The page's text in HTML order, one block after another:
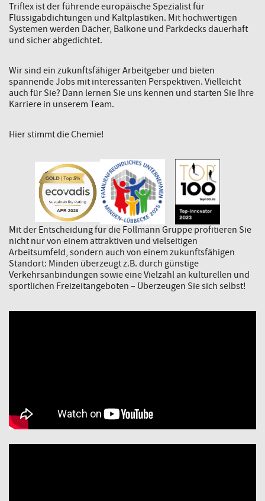
Triflex ist der führende europäische Spezialist für
Flüssigabdichtungen und Kaltplastiken. Mit hochwertigen
Systemen werden Dächer, Balkone und Parkdecks dauerhaft
und sicher abgedichtet.
Wir sind ein zukunftsfähiger Arbeitgeber und bieten
spannende Jobs mit interessanten Perspektiven. Vielleicht
auch für Sie? Dann lernen Sie uns kennen und starten Sie Ihre
Karriere in unserem Team.
Hier stimmt die Chemie!
Mit der Entscheidung für die Follmann Gruppe profitieren Sie
nicht nur von einem attraktiven und vielseitigen
Arbeitsumfeld, sondern auch von einem zukunftsfähigen
Standort: Minden überzeugt z.B. durch günstige
Verkehrsanbindungen sowie eine Vielzahl an kulturellen und
sportlichen Freizeitangeboten – Überzeugen Sie sich selbst!